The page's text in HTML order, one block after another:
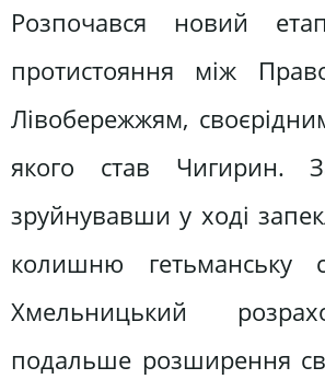
Розпочався новий
протистояння між
Лівобережжям,
якого став Чигирин.
зруйнувавши у ході
колишню гетьманську
Хмельницький
подальше розширення